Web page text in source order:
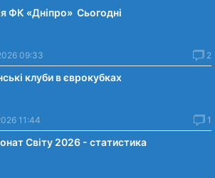
ФК «Дніпро» Сьогодні
09:33 2
клуби в єврокубках
11:44 1
Світу 2026 - статистика